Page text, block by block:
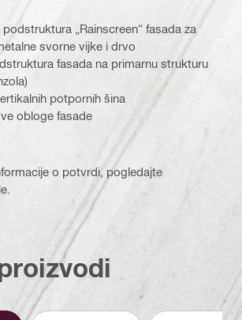
„Rainscreen“ fasada za
svorne vijke i drvo
fasada na primarnu strukturu
potpornih šina
obloge fasade
o potvrdi, pogledajte